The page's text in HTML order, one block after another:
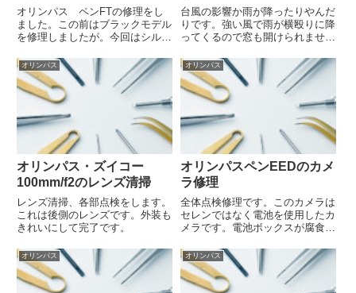
オリンパス ペンFTの修理をし
ました。この前はブラックモデル
を修理しましたが。今回はシルバ
良をおこしていました。配線の交
換後はメーターも元気に動きまし
た。
台風の影響か雨が降ったりやんだ
りです。強い風で雨が横殴りに降
ってくるので窓も開けられませ
ンＦのメンテナンスをを行いまし
た。ハーフ判のカメラで今も根強
い人気のあるカメラですね。取り
外したスローガバナーもしっかり
清...
オリンパス
オリンパス・ズイコー
100mm/f2のレンズ清掃
レンズ清掃、各部点検をします。
これは後側のレンズです。外装も
きれいにして完了です。
オリンパス
オリンパスペンEEDのカメ
ラ修理
全体点検修理です。このカメラは
セレンではなく電池を使用したカ
メラです。電池ボックスが腐食し
点を復活させます。そのほか、シ
ャッターの分解清掃などをおこな
いました。
オリンパス オリンパス